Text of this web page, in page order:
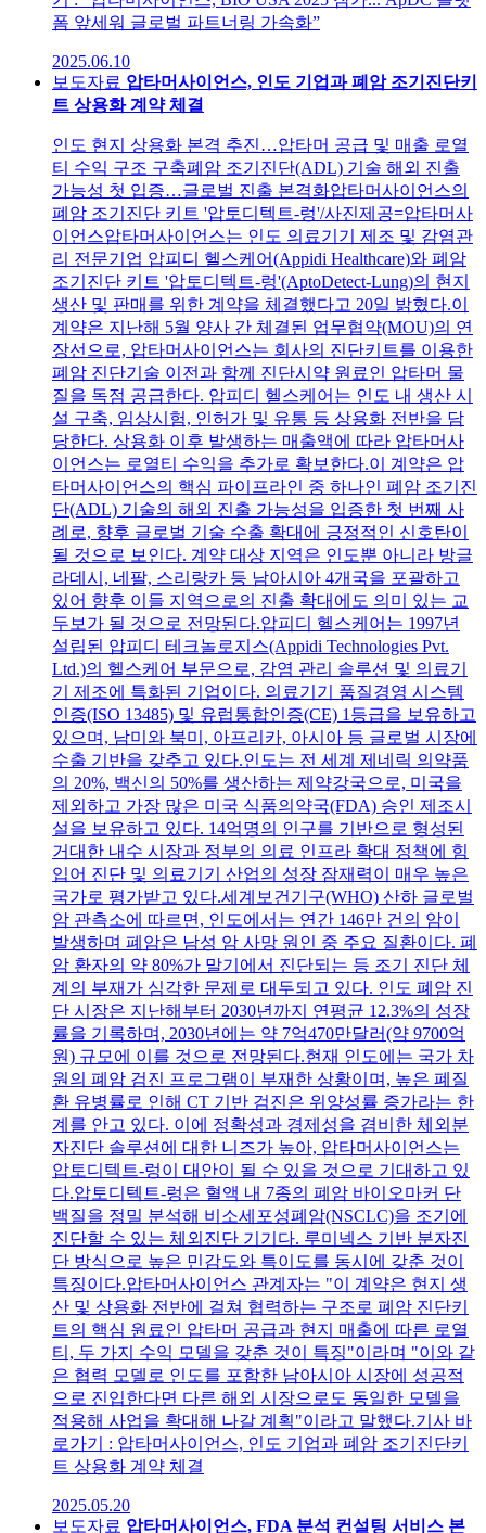
폼 앞세워 글로벌 파트너링 가속화”
2025.06.10
보도자료 압타머사이언스, 인도 기업과 폐암 조기진단키
트 상용화 계약 체결
인도 현지 상용화 본격 추진…압타머 공급 및 매출 로열
티 수익 구조 구축폐암 조기진단(ADL) 기술 해외 진출
가능성 첫 입증…글로벌 진출 본격화압타머사이언스의
폐암 조기진단 키트 '압토디텍트-렁'/사진제공=압타머사
이언스압타머사이언스는 인도 의료기기 제조 및 감염관
리 전문기업 압피디 헬스케어(Appidi Healthcare)와 폐암
조기진단 키트 '압토디텍트-렁'(AptoDetect-Lung)의 현지
생산 및 판매를 위한 계약을 체결했다고 20일 밝혔다.이
계약은 지난해 5월 양사 간 체결된 업무협약(MOU)의 연
장선으로, 압타머사이언스는 회사의 진단키트를 이용한
폐암 진단기술 이전과 함께 진단시약 원료인 압타머 물
질을 독점 공급한다. 압피디 헬스케어는 인도 내 생산 시
설 구축, 임상시험, 인허가 및 유통 등 상용화 전반을 담
당한다. 상용화 이후 발생하는 매출액에 따라 압타머사
이언스는 로열티 수익을 추가로 확보한다.이 계약은 압
타머사이언스의 핵심 파이프라인 중 하나인 폐암 조기진
단(ADL) 기술의 해외 진출 가능성을 입증한 첫 번째 사
례로, 향후 글로벌 기술 수출 확대에 긍정적인 신호탄이
될 것으로 보인다. 계약 대상 지역은 인도뿐 아니라 방글
라데시, 네팔, 스리랑카 등 남아시아 4개국을 포괄하고
있어 향후 이들 지역으로의 진출 확대에도 의미 있는 교
두보가 될 것으로 전망된다.압피디 헬스케어는 1997년
설립된 압피디 테크놀로지스(Appidi Technologies Pvt.
Ltd.)의 헬스케어 부문으로, 감염 관리 솔루션 및 의료기
기 제조에 특화된 기업이다. 의료기기 품질경영 시스템
인증(ISO 13485) 및 유럽통합인증(CE) 1등급을 보유하고
있으며, 남미와 북미, 아프리카, 아시아 등 글로벌 시장에
수출 기반을 갖추고 있다.인도는 전 세계 제네릭 의약품
의 20%, 백신의 50%를 생산하는 제약강국으로, 미국을
제외하고 가장 많은 미국 식품의약국(FDA) 승인 제조시
설을 보유하고 있다. 14억명의 인구를 기반으로 형성된
거대한 내수 시장과 정부의 의료 인프라 확대 정책에 힘
입어 진단 및 의료기기 산업의 성장 잠재력이 매우 높은
국가로 평가받고 있다.세계보건기구(WHO) 산하 글로벌
암 관측소에 따르면, 인도에서는 연간 146만 건의 암이
발생하며 폐암은 남성 암 사망 원인 중 주요 질환이다. 폐
암 환자의 약 80%가 말기에서 진단되는 등 조기 진단 체
계의 부재가 심각한 문제로 대두되고 있다. 인도 폐암 진
단 시장은 지난해부터 2030년까지 연평균 12.3%의 성장
률을 기록하며, 2030년에는 약 7억470만달러(약 9700억
원) 규모에 이를 것으로 전망된다.현재 인도에는 국가 차
원의 폐암 검진 프로그램이 부재한 상황이며, 높은 폐질
환 유병률로 인해 CT 기반 검진은 위양성률 증가라는 한
계를 안고 있다. 이에 정확성과 경제성을 겸비한 체외분
자진단 솔루션에 대한 니즈가 높아, 압타머사이언스는
압토디텍트-렁이 대안이 될 수 있을 것으로 기대하고 있
다.압토디텍트-렁은 혈액 내 7종의 폐암 바이오마커 단
백질을 정밀 분석해 비소세포성폐암(NSCLC)을 조기에
진단할 수 있는 체외진단 기기다. 루미넥스 기반 분자진
단 방식으로 높은 민감도와 특이도를 동시에 갖춘 것이
특징이다.압타머사이언스 관계자는 "이 계약은 현지 생
산 및 상용화 전반에 걸쳐 협력하는 구조로 폐암 진단키
트의 핵심 원료인 압타머 공급과 현지 매출에 따른 로열
티, 두 가지 수익 모델을 갖춘 것이 특징"이라며 "이와 같
은 협력 모델로 인도를 포함한 남아시아 시장에 성공적
으로 진입한다면 다른 해외 시장으로도 동일한 모델을
적용해 사업을 확대해 나갈 계획"이라고 말했다.기사 바
로가기 : 압타머사이언스, 인도 기업과 폐암 조기진단키
트 상용화 계약 체결
2025.05.20
보도자료 압타머사이언스, FDA 분석 컨설팅 서비스 본